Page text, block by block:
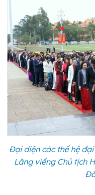
Đại diện các thế hệ
Lăng viếng Chủ tịch